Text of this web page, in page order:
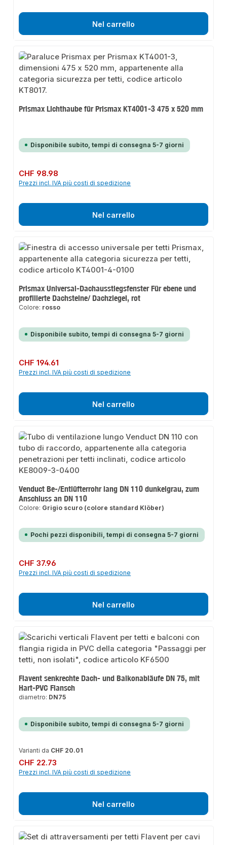
Nel carrello
Prismax Lichthaube für Prismax KT4001-3 475 x 520 mm
Disponibile subito, tempi di consegna 5-7 giorni
Prezzo normale:
CHF 98.98
Prezzi incl. IVA più costi di spedizione
Nel carrello
Prismax Universal-Dachausstiegsfenster Für ebene und
profilierte Dachsteine/ Dachziegel, rot
Colore: rosso
Disponibile subito, tempi di consegna 5-7 giorni
Prezzo normale:
CHF 194.61
Prezzi incl. IVA più costi di spedizione
Nel carrello
Venduct Be-/Entlüfterrohr lang DN 110 dunkelgrau, zum
Anschluss an DN 110
Colore: Grigio scuro (colore standard Klöber)
Pochi pezzi disponibili, tempi di consegna 5-7 giorni
Prezzo normale:
CHF 37.96
Prezzi incl. IVA più costi di spedizione
Nel carrello
Flavent senkrechte Dach- und Balkonabläufe DN 75, mit
Hart-PVC Flansch
diametro: DN75
Disponibile subito, tempi di consegna 5-7 giorni
Varianti da CHF 20.01
Prezzo normale:
CHF 22.73
Prezzi incl. IVA più costi di spedizione
Nel carrello